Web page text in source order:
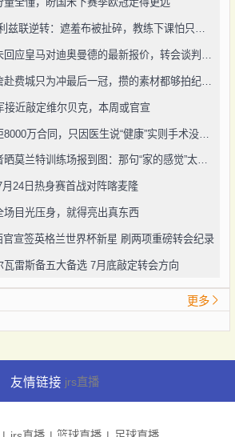
利物浦季前赛2-4遭利兹联逆转：遮羞布被扯碎，教练下课怕只是开始
德天空：莱比锡暂未回应皇马对迪奥曼德的最新报价，转会谈判仍在推进
狄龙直播爆料：老詹赴费城只为冲最后一冠，攒的素材都够拍纪录片了
接近敲定维尔贝克，本周或官宣
奥拉迪波自曝：曾拒8000万合同，只因医生说“健康”实则手术没做好
新篇章启幕！开拓者晒莫兰特训练场报到图：那句“家的感觉”太戳人
24日热身赛首战对阵喀麦隆
目光压身，就得亮出真东西
宣签英格兰世界杯新星 刷两项重磅转会纪录
瓦雷斯备五大备选 7月底敲定转会方向
更多
友情链接 jrs直播